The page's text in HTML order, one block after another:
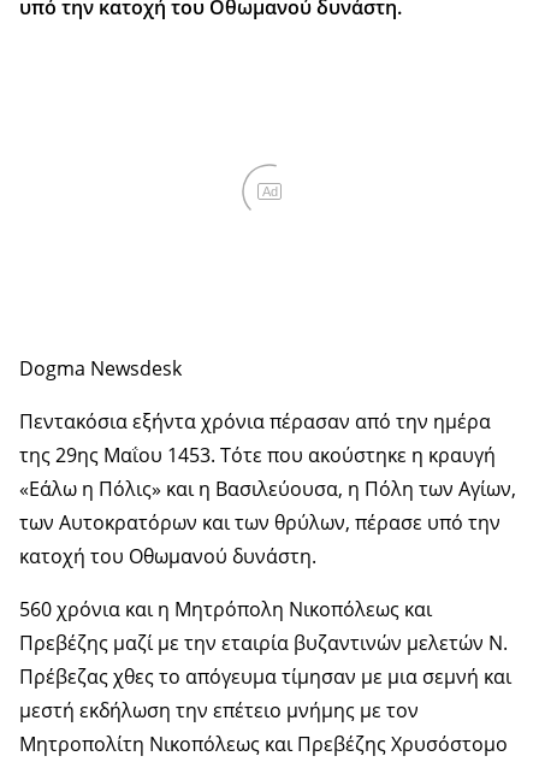
υπό την κατοχή του Οθωμανού δυνάστη.
Ad
Dogma Newsdesk
Πεντακόσια εξήντα χρόνια πέρασαν από την ημέρα
της 29ης Μαΐου 1453. Τότε που ακούστηκε η κραυγή
«Εάλω η Πόλις» και η Βασιλεύουσα, η Πόλη των Αγίων,
των Αυτοκρατόρων και των θρύλων, πέρασε υπό την
κατοχή του Οθωμανού δυνάστη.
560 χρόνια και η Μητρόπολη Νικοπόλεως και
Πρεβέζης μαζί με την εταιρία βυζαντινών μελετών Ν.
Πρέβεζας χθες το απόγευμα τίμησαν με μια σεμνή και
μεστή εκδήλωση την επέτειο μνήμης με τον
Μητροπολίτη Νικοπόλεως και Πρεβέζης Χρυσόστομο